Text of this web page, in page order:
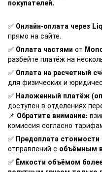
покупателей.
✅ Онлайн-оплата через
прямо на сайте.
✅ Оплата частями от
разбейте платёж на
✅ Оплата на расчетный
для физических и
✅ Наложенный платёж
доступен в отделениях
📌 Обратите внимание:
комиссия согласно
✅ Предоплата стоимости
отправлений с объёмным
✅ Ёмкости объёмом